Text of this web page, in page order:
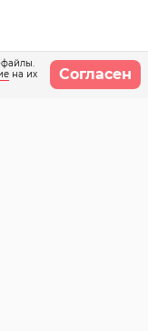
на их
Согласен